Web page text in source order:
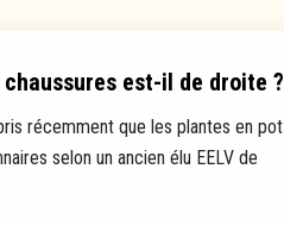
chaussures est-il de droite ?
récemment que les plantes en pot
selon un ancien élu EELV de